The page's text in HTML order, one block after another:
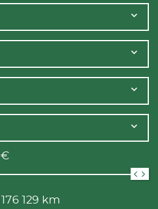
€
176 129 km